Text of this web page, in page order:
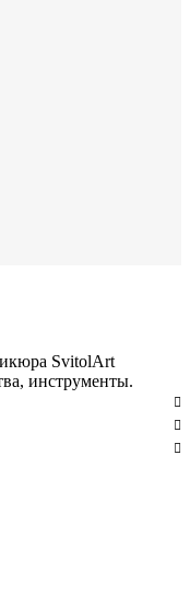
SvitolArt
инструменты.